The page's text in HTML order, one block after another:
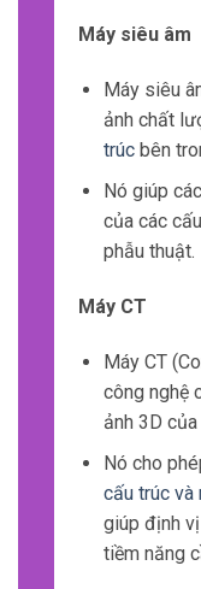
Máy siêu âm
Máy siêu
ảnh chất
trúcbên
Nó giúp
của các
phẫu thuật.
Máy CT
Máy CT
công nghệ
ảnh 3D
Nó cho
cấu trúc và
giúp định
tiềm năng